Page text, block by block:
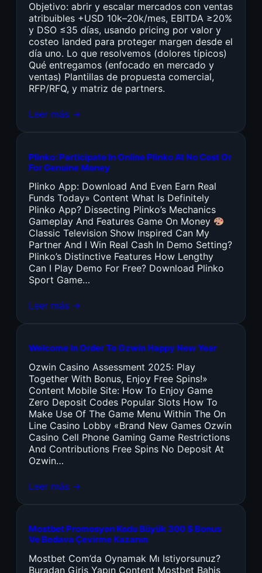
Objetivo: abrir y escalar mercados con ventas
atribuibles +USD 10k–20k/mes, EBITDA ≥20%
y DSO ≤35 días, usando pricing por valor y
costeo landed para proteger margen desde el
día uno. Lo que resolvemos (dolores típicos)
Qué entregamos (enfocado en mercado y
ventas) Plantillas de propuesta comercial,
RFP/RFQ, y matriz de partners.
Leer más →
Plinko: Participate In Online Plinko At No Cost Or
For Genuine Money
Plinko App: Download And Even Earn Real
Funds Today» Content What Is Definitely
Plinko App? Dissecting Plinko’s Mechanics
Gameplay And Features Game On Money
Classic Television Show Inspired Can My
Partner And I Win Real Cash In Demo Setting?
Plinko’s Distinctive Features How Lengthy
Can I Play Demo For Free? Download Plinko
Sport Game…
Leer más →
Welcome In Order To Ozwin Happy New Year
Ozwin Casino Assessment 2025: Play
Together With Bonus, Enjoy Free Spins!»
Content Mobile Site: How To Enjoy Game
Zero Deposit Codes Popular Slots How To
Make Use Of The Game Menu Within The On
Line Casino Lobby «Brand New Games Ozwin
Casino Cell Phone Gaming Game Restrictions
And Contributions Free Spins No Deposit At
Ozwin…
Leer más →
Mostbet Promosyon Kodu Büyük 300 $ Bonus
Ve Bedava Çevirme Kazanın
Mostbet Com’da Oynamak Mı Istiyorsunuz?
Buradan Giriş Yapın Content Mostbet Bahis